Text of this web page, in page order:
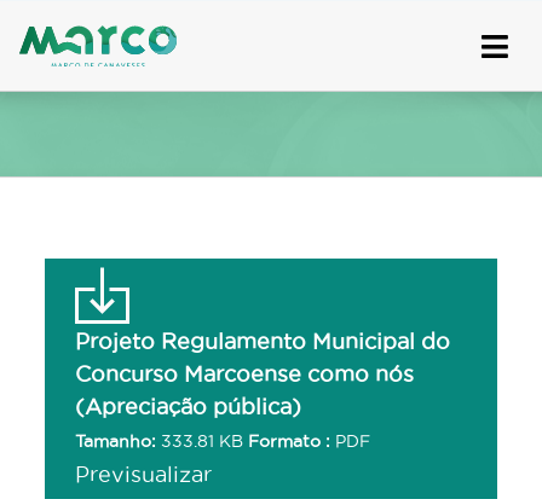
to
Projeto Regulamento Municipal do
Concurso Marcoense como nós
(Apreciação pública)
Tamanho: 333.81 KB Formato : PDF
Previsualizar